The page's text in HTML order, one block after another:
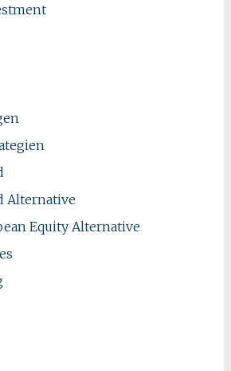
Alternative
Equity Alternative